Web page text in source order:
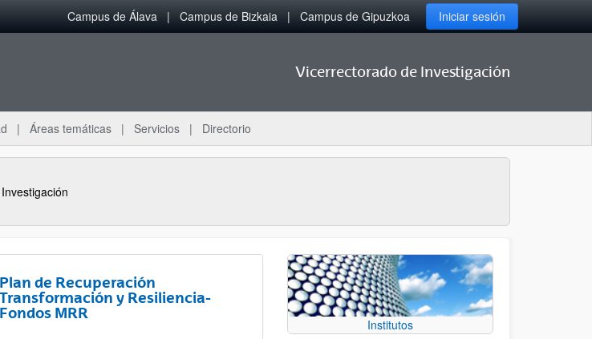
Campus de Álava Campus de Bizkaia Campus de Gipuzkoa Iniciar sesión
Vicerrectorado de Investigación
Áreas temáticas Servicios Directorio
Plan de Recuperación
Transformación y Resiliencia-
Fondos MRR
Institutos